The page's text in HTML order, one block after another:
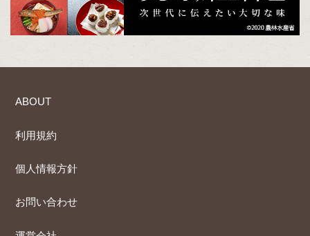
ABOUT
利用規約
個人情報方針
お問い合わせ